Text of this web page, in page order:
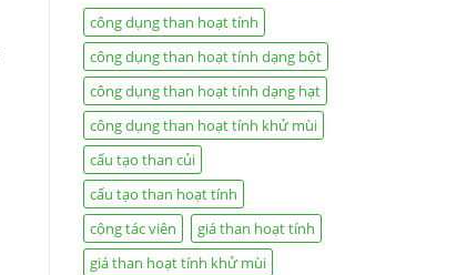
công dụng than hoạt tính
công dụng than hoạt tính dạng bột
công dụng than hoạt tính dạng hạt
công dụng than hoạt tính khử mùi
cấu tạo than củi
cấu tạo than hoạt tính
cộng tác viên
giá than hoạt tính
giá than hoạt tính khử mùi